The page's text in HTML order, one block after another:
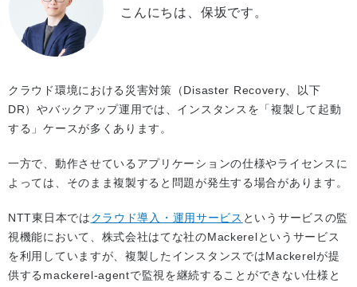
こんにちは、保坂です。
クラウド環境における災害対策（Disaster Recovery、以下
DR）やバックアップ運用では、インスタンスを「複製して起動
する」ケースが多くあります。
一方で、動作させているアプリケーションの仕様やライセンスに
よっては、そのまま複製すると問題が発生する場合があります。
NTT東日本ではクラウド導入・運用サービス というサービスの監
視機能において、株式会社はてな社のMackerelというサービス
を利用していますが、複製したインスタンスではMackerelが提
供するmackerel-agentで監視を継続することができない仕様と